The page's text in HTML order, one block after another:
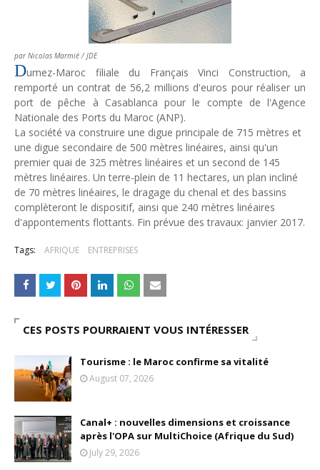
Tsirisoa Edition
-Jul 15 2026
Jeux vidéo : Supercell parie sur les studios africains
Unknown-Jul 13 2026
Intelligence artificielle : le "Sud global" joue sa partition
Unknown-Jul 06 2026
Chine : des investissements à l'étranger plus encadrés
Unknown
-Jul 01 2026
Economie hôtelière : la connectivité comme levier
Unknown-Jun 27 2026
Pays du Golfe : nouveau paradigme, nouvelles priorités
Jun 22 2026
Neutralité carbone : les "Iles Vanille" poussent leurs pions
Unknown- Jun 18 2026
Rendez-vous golfique : Mazagan joue sa carte
Course à l'IA : Meta envisage une importante levée de fonds
Banques centrales : indépendantes jusqu'où ?
Unknown-Jun 02 2026
Unknown-May 22 2026
Tsirisoa Edition-May 13 2026
Art et médias sociaux : à l'ère de la "présence ciblée"
Unknown
Unknown- May 03 2026
Economie : quand le roi dollar grince
Unknown
Apr 26 2026
par Nicolas Marmié / JDE
Dumez-Maroc filiale du Français Vinci Construction, a
remporté un contrat de 56,2 millions d'euros pour réaliser un
port de pêche à Casablanca pour le compte de l'Agence
Nationale des Ports du Maroc (ANP).
La société va construire une digue principale de 715 mètres et
une digue secondaire de 500 mètres linéaires, ainsi qu'un
premier quai de 325 mètres linéaires et un second de 145
mètres linéaires. Un terre-plein de 11 hectares, un plan incliné
de 70 mètres linéaires, le dragage du chenal et des bassins
complèteront le dispositif, ainsi que 240 mètres linéaires
d'appontements flottants. Fin prévue des travaux: janvier 2017.
Tags: AFRIQUE ENTREPRISES
CES POSTS POURRAIENT VOUS INTÉRESSER
Tourisme : le Maroc confirme sa vitalité
August 07, 2026
Canal+ : nouvelles dimensions et croissance
après l'OPA sur MultiChoice (Afrique du Sud)
July 29, 2026